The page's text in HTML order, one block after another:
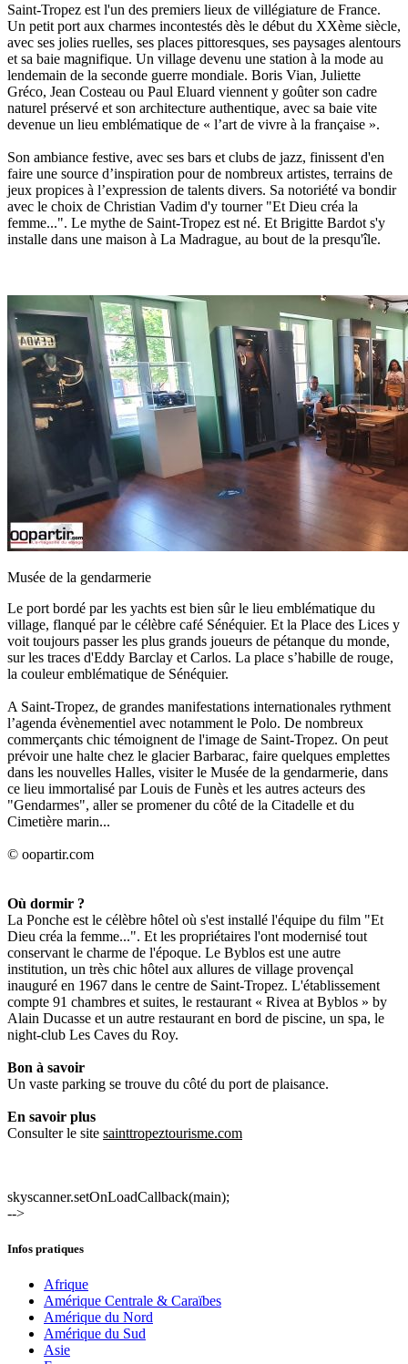
Saint-Tropez est l'un des premiers lieux de villégiature de France.
Un petit port aux charmes incontestés dès le début du XXème siècle,
avec ses jolies ruelles, ses places pittoresques, ses paysages alentours
et sa baie magnifique. Un village devenu une station à la mode au
lendemain de la seconde guerre mondiale. Boris Vian, Juliette
Gréco, Jean Costeau ou Paul Eluard viennent y goûter son cadre
naturel préservé et son architecture authentique, avec sa baie vite
devenue un lieu emblématique de « l’art de vivre à la française ».
Son ambiance festive, avec ses bars et clubs de jazz, finissent d'en
faire une source d’inspiration pour de nombreux artistes, terrains de
jeux propices à l’expression de talents divers. Sa notoriété va bondir
avec le choix de Christian Vadim d'y tourner "Et Dieu créa la
femme...". Le mythe de Saint-Tropez est né. Et Brigitte Bardot s'y
installe dans une maison à La Madrague, au bout de la presqu'île.
Musée de la gendarmerie
Le port bordé par les yachts est bien sûr le lieu emblématique du
village, flanqué par le célèbre café Sénéquier. Et la Place des Lices y
voit toujours passer les plus grands joueurs de pétanque du monde,
sur les traces d'Eddy Barclay et Carlos. La place s’habille de rouge,
la couleur emblématique de Sénéquier.
A Saint-Tropez, de grandes manifestations internationales rythment
l’agenda évènementiel avec notamment le Polo. De nombreux
commerçants chic témoignent de l'image de Saint-Tropez. On peut
prévoir une halte chez le glacier Barbarac, faire quelques emplettes
dans les nouvelles Halles, visiter le Musée de la gendarmerie, dans
ce lieu immortalisé par Louis de Funès et les autres acteurs des
"Gendarmes", aller se promener du côté de la Citadelle et du
Cimetière marin...
© oopartir.com
Où dormir ?
La Ponche est le célèbre hôtel où s'est installé l'équipe du film "Et
Dieu créa la femme...". Et les propriétaires l'ont modernisé tout
conservant le charme de l'époque. Le Byblos est une autre
institution, un très chic hôtel aux allures de village provençal
inauguré en 1967 dans le centre de Saint-Tropez. L'établissement
compte 91 chambres et suites, le restaurant « Rivea at Byblos » by
Alain Ducasse et un autre restaurant en bord de piscine, un spa, le
night-club Les Caves du Roy.
Bon à savoir
Un vaste parking se trouve du côté du port de plaisance.
En savoir plus
Consulter le site sainttropeztourisme.com
skyscanner.setOnLoadCallback(main);
-->
Infos pratiques
Afrique
Amérique Centrale & Caraïbes
Amérique du Nord
Amérique du Sud
Asie